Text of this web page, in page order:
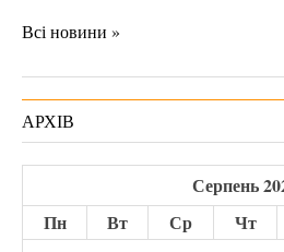
Всі новини »
АРХІВ
Серпень
Пн
Вт Ср Чт